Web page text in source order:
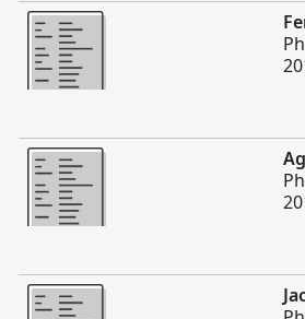
Plis
Plis
Plis